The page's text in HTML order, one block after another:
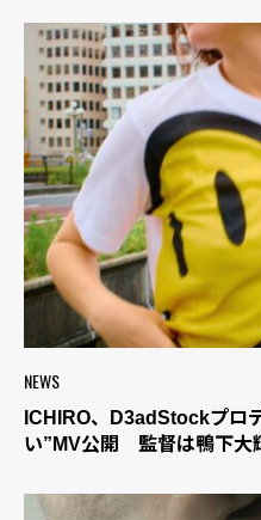
NEWS
ICHIRO、D3adStockプロ
い”MV公開 監督は鴨下大